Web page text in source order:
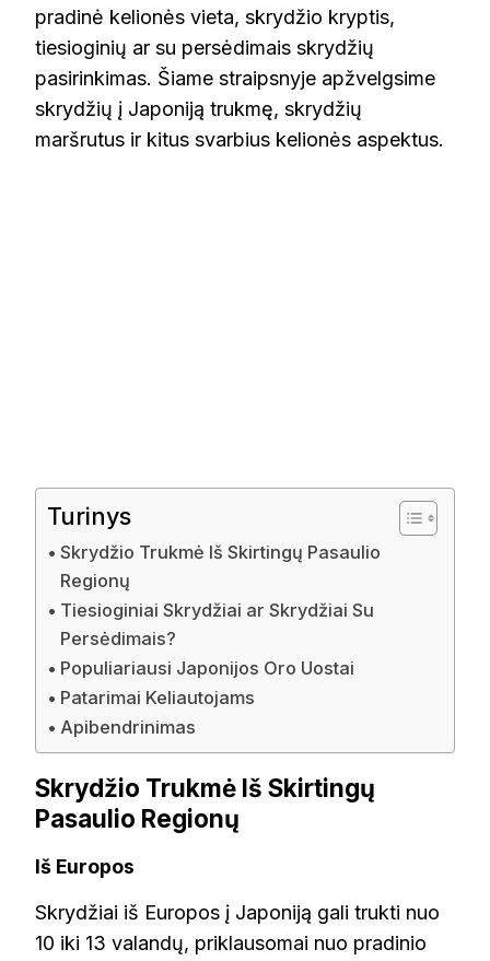
pradinė kelionės vieta, skrydžio kryptis,
tiesioginių ar su persėdimais skrydžių
pasirinkimas. Šiame straipsnyje apžvelgsime
skrydžių į Japoniją trukmę, skrydžių
maršrutus ir kitus svarbius kelionės aspektus.
Turinys
Skrydžio Trukmė Iš Skirtingų Pasaulio
Regionų
Tiesioginiai Skrydžiai ar Skrydžiai Su
Persėdimais?
Populiariausi Japonijos Oro Uostai
Patarimai Keliautojams
Apibendrinimas
Skrydžio Trukmė Iš Skirtingų
Pasaulio Regionų
Iš Europos
Skrydžiai iš Europos į Japoniją gali trukti nuo
10 iki 13 valandų, priklausomai nuo pradinio